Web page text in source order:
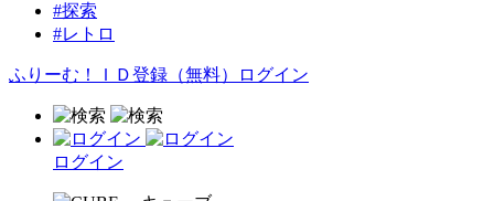
#探索
#レトロ
ふりーむ！ＩＤ登録（無料） ログイン
ログイン